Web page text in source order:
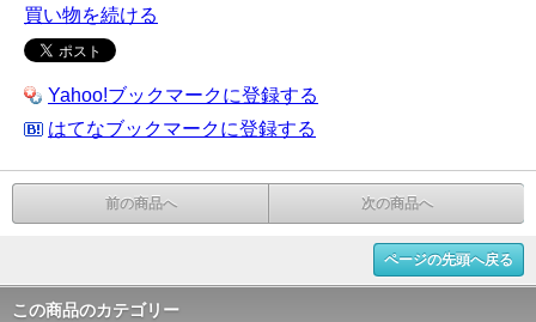
買い物を続ける
Yahoo!ブックマークに登録する
はてなブックマークに登録する
前の商品へ 次の商品へ
ページの先頭へ戻る
この商品のカテゴリー